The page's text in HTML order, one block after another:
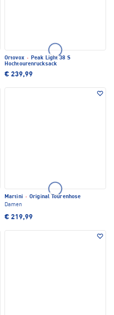
Ortovox · Peak Light 38 S
Hochtourenrucksack
€ 239,99
Martini · Original Tourenhose
Damen
€ 219,99